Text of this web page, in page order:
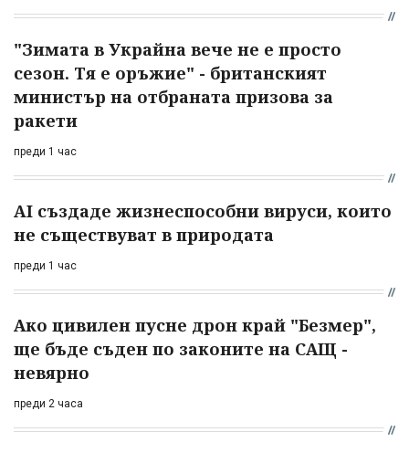
"Зимата в Украйна вече не е просто
сезон. Тя е оръжие" - британският
министър на отбраната призова за
ракети
преди 1 час
AI създаде жизнеспособни вируси, които
не съществуват в природата
преди 1 час
Ако цивилен пусне дрон край "Безмер",
ще бъде съден по законите на САЩ -
невярно
преди 2 часа